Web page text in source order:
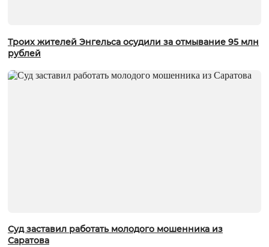
Троих жителей Энгельса осудили за отмывание 95 млн
рублей
Суд заставил работать молодого мошенника из
Саратова